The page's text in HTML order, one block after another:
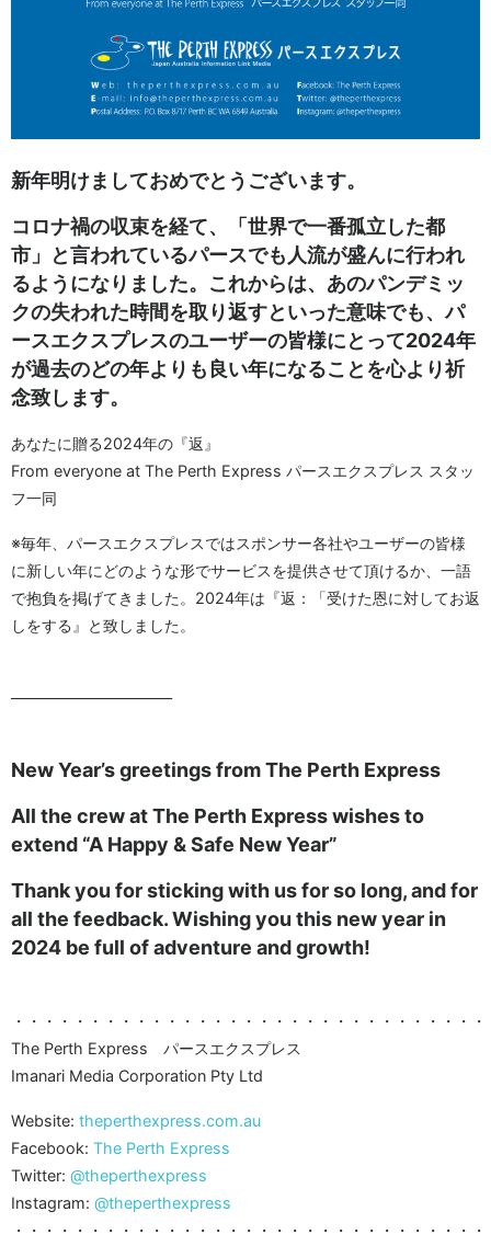
新年明けましておめでとうございます。
コロナ禍の収束を経て、「世界で一番孤立した都
市」と言われているパースでも人流が盛んに行われ
るようになりました。これからは、あのパンデミッ
クの失われた時間を取り返すといった意味でも、パ
ースエクスプレスのユーザーの皆様にとって2024年
が過去のどの年よりも良い年になることを心より祈
念致します。
あなたに贈る2024年の『返』
From everyone at The Perth Express パースエクスプレス スタッ
フ一同
※毎年、パースエクスプレスではスポンサー各社やユーザーの皆様
に新しい年にどのような形でサービスを提供させて頂けるか、一語
で抱負を掲げてきました。2024年は『返：「受けた恩に対してお返
しをする』と致しました。
——————————–
New Year’s greetings from The Perth Express
All the crew at The Perth Express wishes to
extend “A Happy & Safe New Year”
Thank you for sticking with us for so long, and for
all the feedback. Wishing you this new year in
2024 be full of adventure and growth!
・・・・・・・・・・・・・・・・・・・・・・・・・・・・・・
The Perth Express パースエクスプレス
Imanari Media Corporation Pty Ltd
Website: theperthexpress.com.au
Facebook: The Perth Express
Twitter: @theperthexpress
Instagram: @theperthexpress
・・・・・・・・・・・・・・・・・・・・・・・・・・・・・・